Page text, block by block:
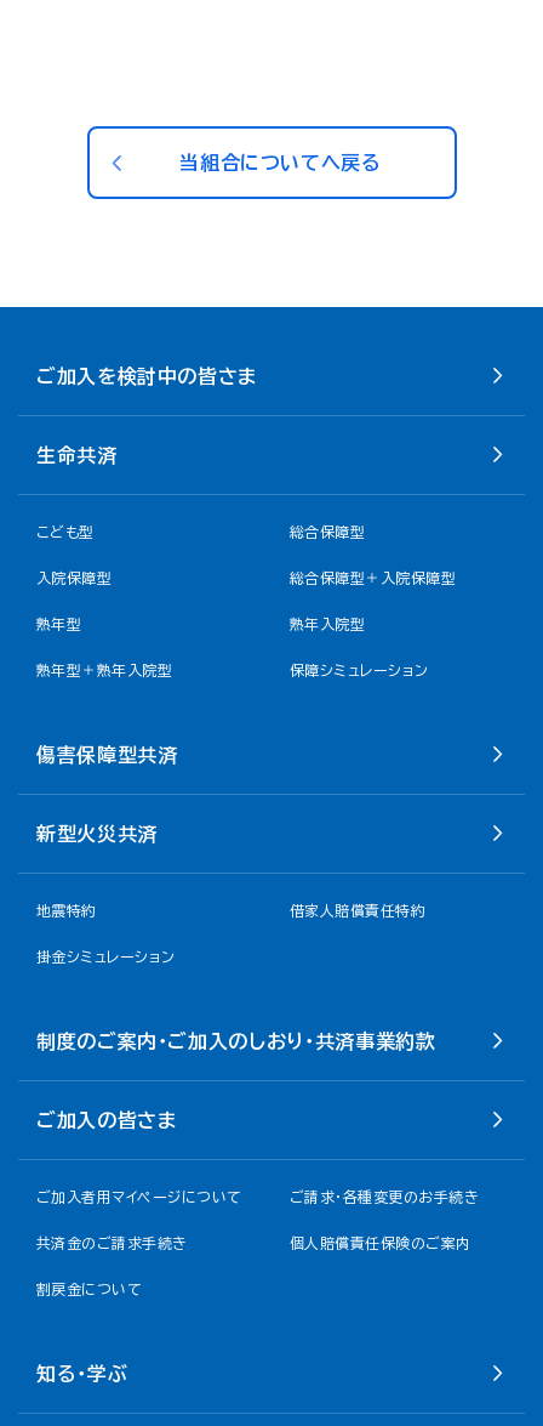
当組合についてへ戻る
ご加入を検討中の皆さま
生命共済
こども型 総合保障型
入院保障型 総合保障型＋入院保障型
熟年型 熟年入院型
熟年型＋熟年入院型 保障シミュレーション
傷害保障型共済
新型火災共済
地震特約 借家人賠償責任特約
掛金シミュレーション
制度のご案内・ご加入のしおり・共済事業約款
ご加入の皆さま
ご加入者用マイページについて ご請求・各種変更のお手続き
共済金のご請求手続き 個人賠償責任保険のご案内
割戻金について​
知る・学ぶ